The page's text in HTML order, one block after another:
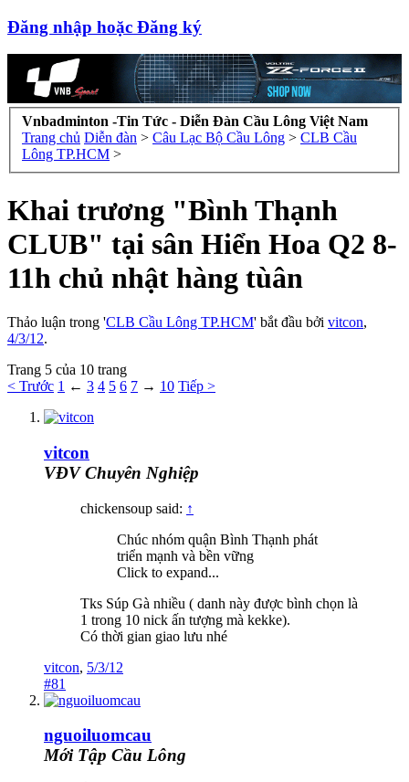
Đăng nhập hoặc Đăng ký
Vnbadminton -Tin Tức - Diễn Đàn Cầu Lông Việt Nam
Trang chủ Diễn đàn > Câu Lạc Bộ Cầu Lông > CLB Cầu
Lông TP.HCM >
Khai trương "Bình Thạnh
CLUB" tại sân Hiển Hoa Q2 8-
11h chủ nhật hàng tùân
Thảo luận trong 'CLB Cầu Lông TP.HCM' bắt đầu bởi vitcon,
4/3/12.
Trang 5 của 10 trang
< Trước 1 ← 3 4 5 6 7 → 10 Tiếp >
vitcon
VĐV Chuyên Nghiệp
chickensoup said: ↑
Chúc nhóm quận Bình Thạnh phát
triển mạnh và bền vững
Click to expand...
Tks Súp Gà nhiều ( danh này được bình chọn là
1 trong 10 nick ấn tượng mà kekke).
Có thời gian giao lưu nhé
vitcon, 5/3/12
#81
nguoiluomcau
Mới Tập Cầu Lông